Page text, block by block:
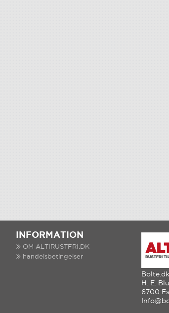
INFORMATION
OM ALTIRUSTFRI.DK
handelsbetingelser
Bolte.dk
H. E.
6700